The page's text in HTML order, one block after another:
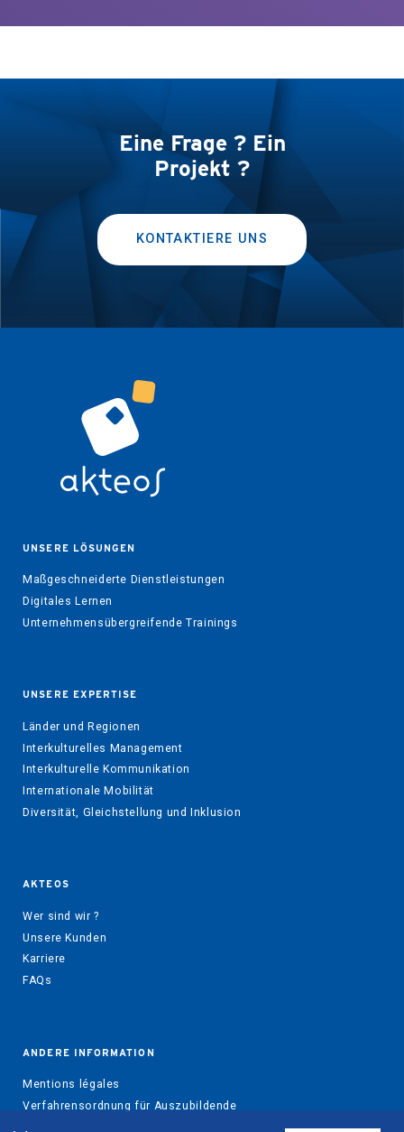
Eine Frage ? Ein
Projekt ?
KONTAKTIERE UNS
UNSERE LÖSUNGEN
Maßgeschneiderte Dienstleistungen
Digitales Lernen
Unternehmensübergreifende Trainings
UNSERE EXPERTISE
Länder und Regionen
Interkulturelles Management
Interkulturelle Kommunikation
Internationale Mobilität
Diversität, Gleichstellung und Inklusion
AKTEOS
Wer sind wir ?
Unsere Kunden
Karriere
FAQs
ANDERE INFORMATION
Mentions légales
Verfahrensordnung für Auszubildende